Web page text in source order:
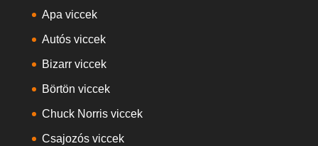
Apa viccek
Autós viccek
Bizarr viccek
Börtön viccek
Chuck Norris viccek
Csajozós viccek